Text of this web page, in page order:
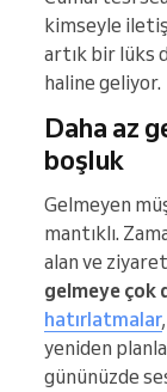
kimseyle
artık bir lüks
haline geliyor.
Daha az
boşluk
Gelmeyen
mantıklı.
alan ve
gelmeye çok
hatırlatmalar
yeniden
gününüzde